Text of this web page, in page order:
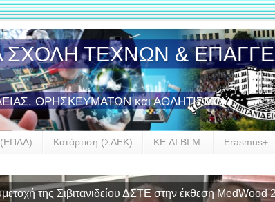
ΣΧΟΛΗ ΤΕΧΝΩΝ &
ΘΡΗΣΚΕΥΜΑΤΩΝ και ΑΘΛΗΤΙΣΜΟΥ
(ΕΠΑΛ) Κατάρτιση (ΣΑΕΚ) ΚΕ.ΔΙ.ΒΙ.Μ. Erasmus+
συνεργασίας της Σιβιτανιδείου Σχολής με την GROHE